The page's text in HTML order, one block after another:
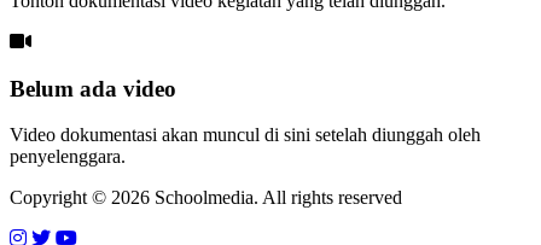
Belum ada video
Video dokumentasi akan muncul di sini setelah diunggah oleh
penyelenggara.
Copyright © 2026 Schoolmedia. All rights reserved